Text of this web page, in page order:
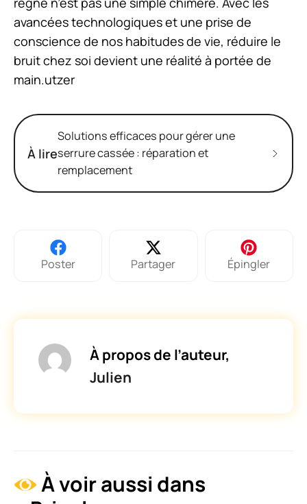
avancées technologiques et une prise de
conscience de nos habitudes de vie, réduire le
bruit chez soi devient une réalité à portée de
main.utzer
À lire
Solutions efficaces pour gérer une
serrure cassée : réparation et
remplacement
Poster Partager Épingler
À propos de l’auteur,
Julien
À voir aussi dans